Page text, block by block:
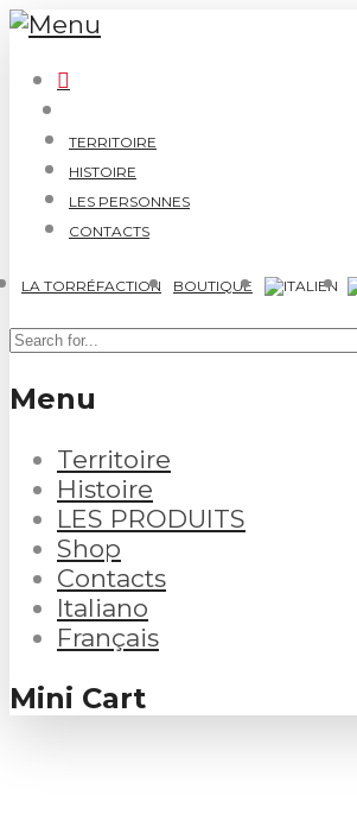
TERRITOIRE
HISTOIRE
LES PERSONNES
CONTACTS
LA TORRÉFACTION BOUTIQUE
Menu
Territoire
Histoire
LES PRODUITS
Shop
Contacts
Italiano
Français
Mini Cart